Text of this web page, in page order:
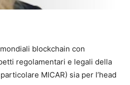
blockchain con
regolamentari e legali della
MICAR) sia per l’head